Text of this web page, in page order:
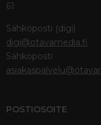
61
Sähköposti (digi)
digi@otavamedia.fi
Sähköposti
POSTIOSOITE